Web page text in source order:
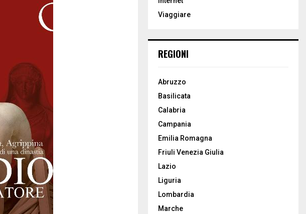
:
Viaggiare
REGIONI
Abruzzo
Basilicata
Calabria
Campania
Emilia Romagna
Friuli Venezia Giulia
Lazio
Liguria
Lombardia
Marche